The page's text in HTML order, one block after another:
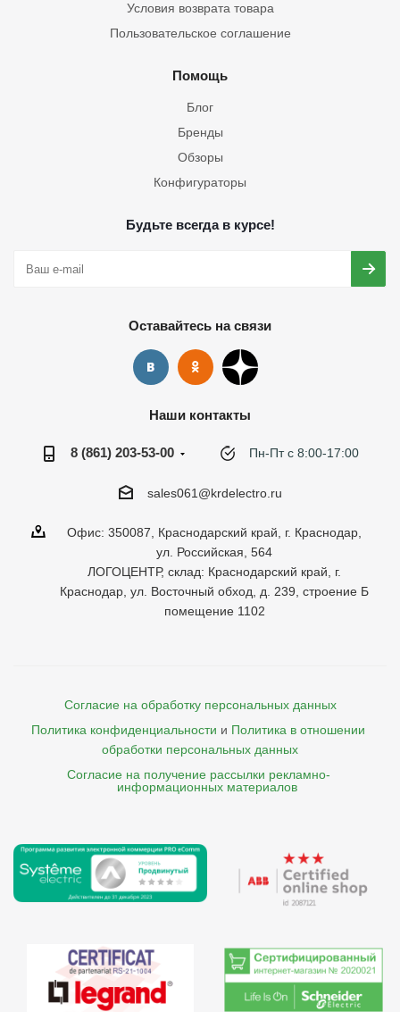
Условия возврата товара
Пользовательское соглашение
Помощь
Блог
Бренды
Обзоры
Конфигураторы
Будьте всегда в курсе!
Оставайтесь на связи
Наши контакты
8 (861) 203-53-00 Пн-Пт с 8:00-17:00
sales061@krdelectro.ru
Офис: 350087, Краснодарский край, г. Краснодар,
ул. Российская, 564
ЛОГОЦЕНТР, склад: Краснодарский край, г.
Краснодар, ул. Восточный обход, д. 239, строение Б
помещение 1102
Согласие на обработку персональных данных
Политика конфиденциальности и Политика в отношении
обработки персональных данных
Согласие на получение рассылки рекламно-
    информационных материалов